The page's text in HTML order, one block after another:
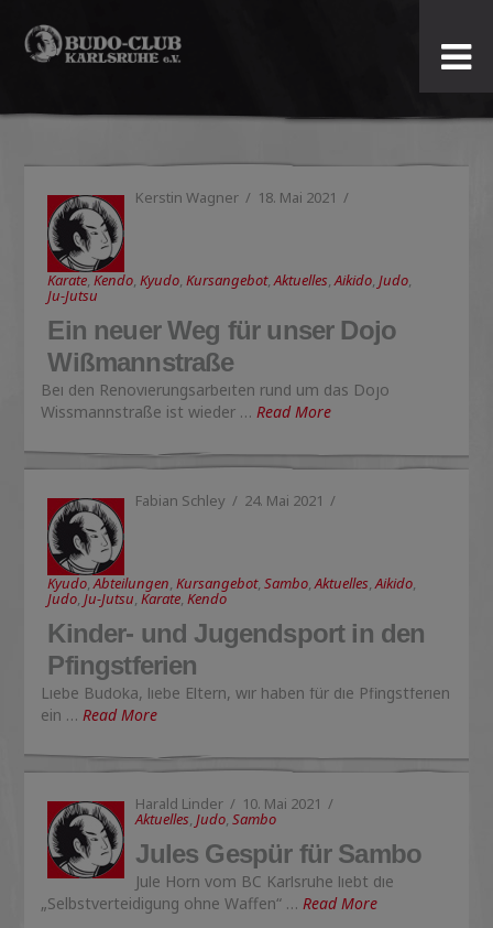
Budo-
Club
Karlsruhe
e.V.
Kerstin Wagner 18. Mai 2021
Karate,Kendo,Kyudo,Kursangebot,Aktuelles,Aikido,Judo,
Ju-Jutsu
Ein neuer Weg für unser Dojo
Wißmannstraße
Bei den Renovierungsarbeiten rund um das Dojo
Wissmannstraße ist wieder …Read More
Fabian Schley 24. Mai 2021
Kyudo,Abteilungen,Kursangebot,Sambo,Aktuelles,Aikido,
Judo,Ju-Jutsu,Karate,Kendo
Kinder- und Jugendsport in den
Pfingstferien
Liebe Budoka, liebe Eltern, wir haben für die Pfingstferien
ein …Read More
Harald Linder 10. Mai 2021
Aktuelles,Judo,Sambo
Jules Gespür für Sambo
Jule Horn vom BC Karlsruhe liebt die
„Selbstverteidigung ohne Waffen“ …Read More